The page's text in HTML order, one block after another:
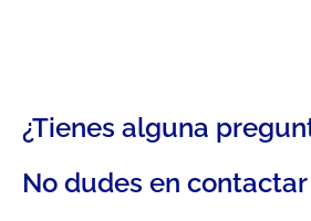
¿Tienes alguna
No dudes en